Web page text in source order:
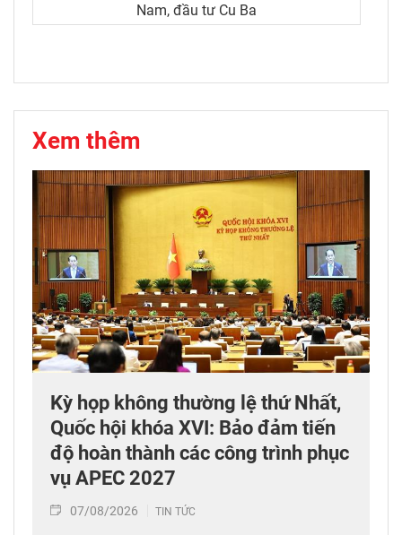
Nam, đầu tư Cu Ba
Xem thêm
Kỳ họp không thường lệ thứ Nhất,
Quốc hội khóa XVI: Bảo đảm tiến
độ hoàn thành các công trình phục
vụ APEC 2027
07/08/2026 TIN TỨC